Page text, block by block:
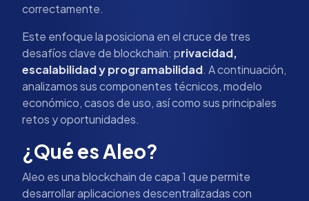
correctamente.
Este enfoque la posiciona en el cruce de tres
desafíos clave de blockchain: privacidad,
escalabilidad y programabilidad. A continuación,
analizamos sus componentes técnicos, modelo
económico, casos de uso, así como sus principales
retos y oportunidades.
¿Qué es Aleo?
Aleo es una blockchain de capa 1 que permite
desarrollar aplicaciones descentralizadas con